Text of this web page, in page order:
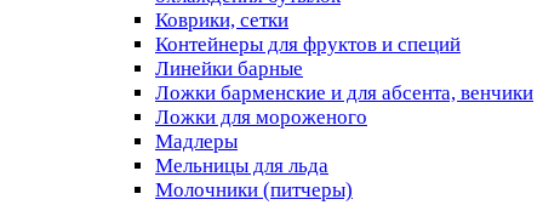
Коврики, сетки
Контейнеры для фруктов и специй
Линейки барные
Ложки барменские и для абсента, венчики
Ложки для мороженого
Мадлеры
Мельницы для льда
Молочники (питчеры)